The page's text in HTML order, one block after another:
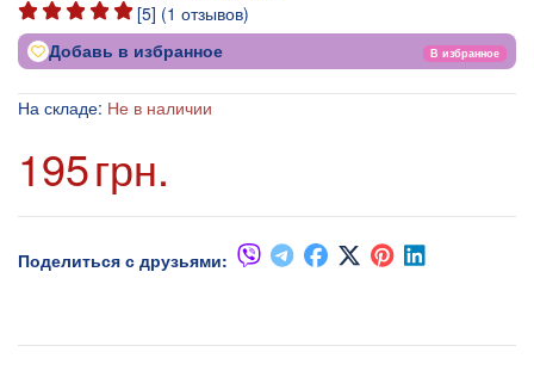
[5] (1 отзывов)
Добавь в избранное В избранное
На складе: Не в наличии
195грн.
Поделиться с друзьями: